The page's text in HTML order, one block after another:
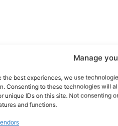
Manage
the best experiences, we use
Consenting to these technologies will
unique IDs on this site. Not consenting
and functions.